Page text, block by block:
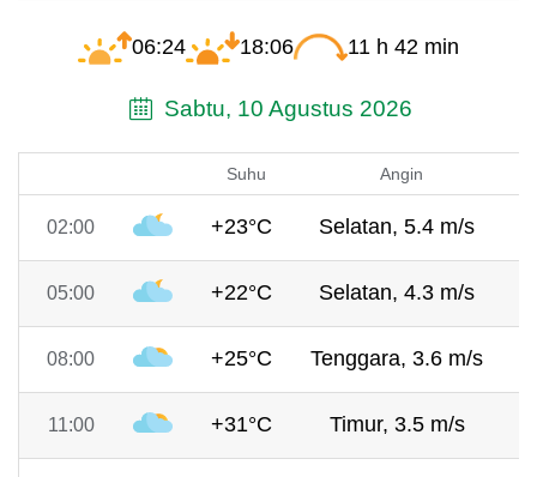
06:24 18:06 11 h 42 min
Sabtu, 10 Agustus 2026
Suhu Angin
02:00 +23°C Selatan, 5.4 m/s
05:00 +22°C Selatan, 4.3 m/s
08:00 +25°C Tenggara, 3.6 m/s
11:00 +31°C Timur, 3.5 m/s